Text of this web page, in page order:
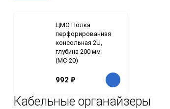
ЦМО Полка
перфорированная
консольная 2U,
глубина 200 мм
(МС-20)
992 ₽
Кабельные органайзеры